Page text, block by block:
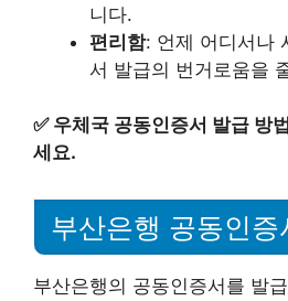
니다.
편리함: 언제 어디서나
서 발급의 번거로움을
✅ 우체국 공동인증서 발급 방
세요.
부산은행 공동인증
부산은행의 공동인증서를 발